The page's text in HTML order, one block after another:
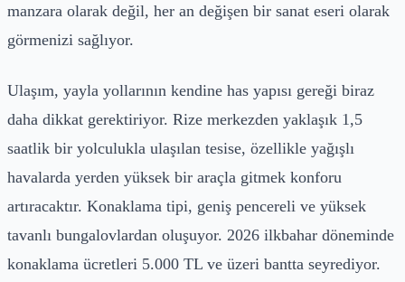
manzara olarak değil, her an değişen bir sanat eseri olarak
görmenizi sağlıyor.
Ulaşım, yayla yollarının kendine has yapısı gereği biraz
daha dikkat gerektiriyor. Rize merkezden yaklaşık 1,5
saatlik bir yolculukla ulaşılan tesise, özellikle yağışlı
havalarda yerden yüksek bir araçla gitmek konforu
artıracaktır. Konaklama tipi, geniş pencereli ve yüksek
tavanlı bungalovlardan oluşuyor. 2026 ilkbahar döneminde
konaklama ücretleri 5.000 TL ve üzeri bantta seyrediyor.